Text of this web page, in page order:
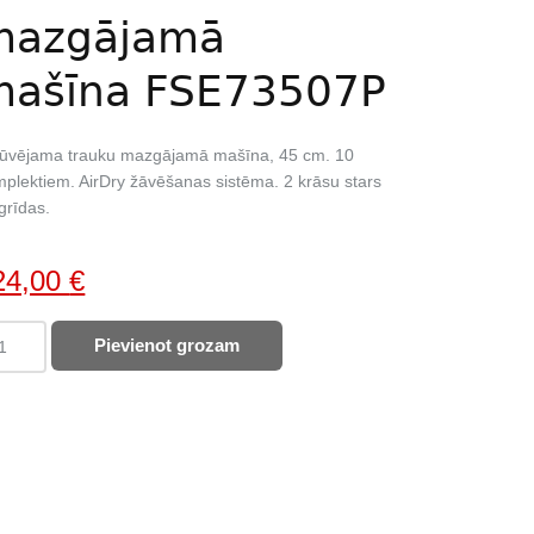
FSE73507P
trauku mazgājamā mašīna, 45 cm. 10
AirDry žāvēšanas sistēma. 2 krāsu stars
€Current
price
is:
Pievienot grozam